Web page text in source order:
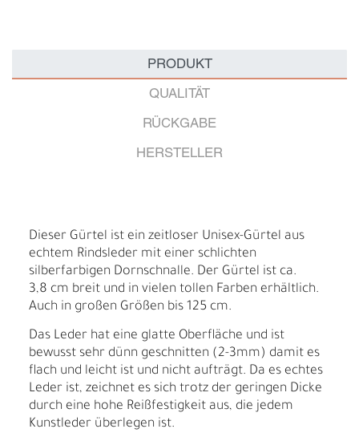
PRODUKT
QUALITÄT
RÜCKGABE
HERSTELLER
Dieser Gürtel ist ein zeitloser Unisex-Gürtel aus
echtem Rindsleder mit einer schlichten
silberfarbigen Dornschnalle. Der Gürtel ist ca.
3,8 cm breit und in vielen tollen Farben erhältlich.
Auch in großen Größen bis 125 cm.
Das Leder hat eine glatte Oberfläche und ist
bewusst sehr dünn geschnitten (2-3mm) damit es
flach und leicht ist und nicht aufträgt. Da es echtes
Leder ist, zeichnet es sich trotz der geringen Dicke
durch eine hohe Reißfestigkeit aus, die jedem
Kunstleder überlegen ist.